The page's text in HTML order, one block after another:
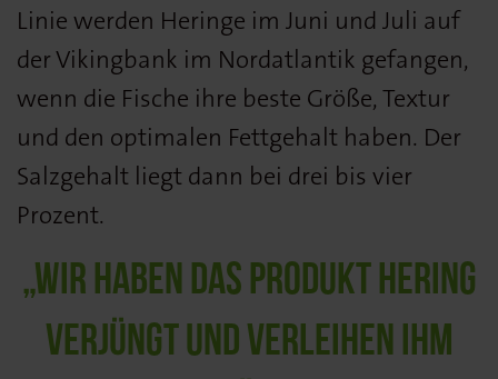
Linie werden Heringe im Juni und Juli auf
der Vikingbank im Nordatlantik gefangen,
wenn die Fische ihre beste Größe, Textur
und den optimalen Fettgehalt haben. Der
Salzgehalt liegt dann bei drei bis vier
Prozent.
„WIR HABEN DAS PRODUKT HERING
VERJÜNGT UND VERLEIHEN IHM